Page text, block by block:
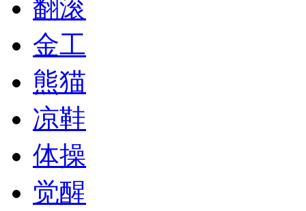
翻滚
金工
熊猫
凉鞋
体操
觉醒